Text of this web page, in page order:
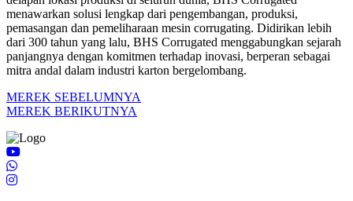
menawarkan solusi lengkap dari pengembangan, produksi,
pemasangan dan pemeliharaan mesin corrugating. Didirikan lebih
dari 300 tahun yang lalu, BHS Corrugated menggabungkan sejarah
panjangnya dengan komitmen terhadap inovasi, berperan sebagai
mitra andal dalam industri karton bergelombang.
MEREK SEBELUMNYA
MEREK BERIKUTNYA